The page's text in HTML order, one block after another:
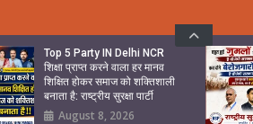
Top 5 Party IN Delhi NCR
शिक्षा प्राप्त करने वाला हर मानव
शिक्षित होकर समाज को शक्तिशाली
बनाता है: राष्ट्रीय सुरक्षा पार्टी
August 8, 2026